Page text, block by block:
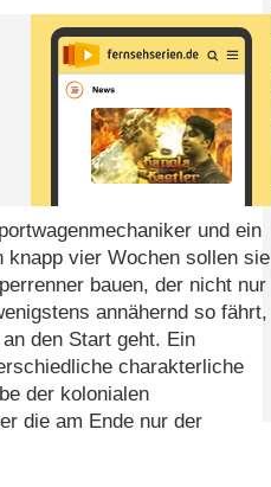
und ein
knapp vier Wochen sollen sie
bauen, der nicht nur
annähernd so fährt,
den Start geht. Ein
charakterliche
der kolonialen
die am Ende nur der